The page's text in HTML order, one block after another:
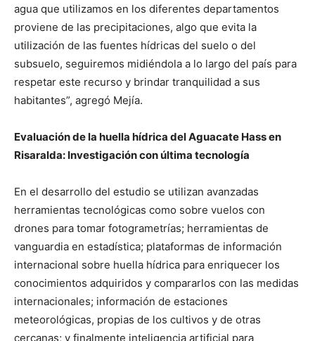
agua que utilizamos en los diferentes departamentos
proviene de las precipitaciones, algo que evita la
utilización de las fuentes hídricas del suelo o del
subsuelo, seguiremos midiéndola a lo largo del país para
respetar este recurso y brindar tranquilidad a sus
habitantes”, agregó Mejía.
Evaluación de la huella hídrica del Aguacate Hass en
Risaralda: Investigación con última tecnología
En el desarrollo del estudio se utilizan avanzadas
herramientas tecnológicas como sobre vuelos con
drones para tomar fotogrametrías; herramientas de
vanguardia en estadística; plataformas de información
internacional sobre huella hídrica para enriquecer los
conocimientos adquiridos y compararlos con las medidas
internacionales; información de estaciones
meteorológicas, propias de los cultivos y de otras
cercanas; y finalmente inteligencia artificial para